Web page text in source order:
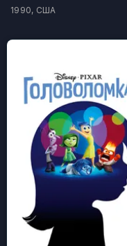
1990, США